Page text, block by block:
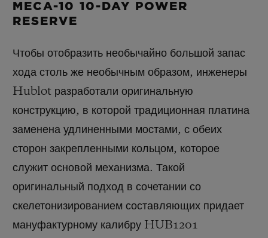
MECA-10 10-DAY POWER
RESERVE
Чтобы отобразить необычайно большой запас
хода столь же необычным образом, инженеры
Hublot разработали оригинальную
конструкцию, в которой традиционная платина
заменена удлиненными мостами, с обеих
сторон закрепленными кольцом, которое
служит основой механизма. Такой
оригинальный подход в сочетании со
скелетонизированием составляющих придает
мануфактурному калибру HUB1201